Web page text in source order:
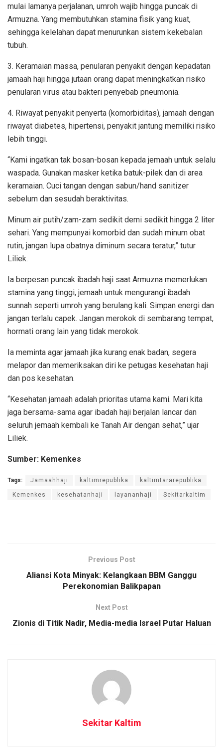
mulai lamanya perjalanan, umroh wajib hingga puncak di
Armuzna. Yang membutuhkan stamina fisik yang kuat,
sehingga kelelahan dapat menurunkan sistem kekebalan
tubuh.
3. Keramaian massa, penularan penyakit dengan kepadatan
jamaah haji hingga jutaan orang dapat meningkatkan risiko
penularan virus atau bakteri penyebab pneumonia.
4. Riwayat penyakit penyerta (komorbiditas), jamaah dengan
riwayat diabetes, hipertensi, penyakit jantung memiliki risiko
lebih tinggi.
“Kami ingatkan tak bosan-bosan kepada jemaah untuk selalu
waspada. Gunakan masker ketika batuk-pilek dan di area
keramaian. Cuci tangan dengan sabun/hand sanitizer
sebelum dan sesudah beraktivitas.
Minum air putih/zam-zam sedikit demi sedikit hingga 2 liter
sehari. Yang mempunyai komorbid dan sudah minum obat
rutin, jangan lupa obatnya diminum secara teratur,” tutur
Liliek.
Ia berpesan puncak ibadah haji saat Armuzna memerlukan
stamina yang tinggi, jemaah untuk mengurangi ibadah
sunnah seperti umroh yang berulang kali. Simpan energi dan
jangan terlalu capek. Jangan merokok di sembarang tempat,
hormati orang lain yang tidak merokok.
Ia meminta agar jamaah jika kurang enak badan, segera
melapor dan memeriksakan diri ke petugas kesehatan haji
dan pos kesehatan.
“Kesehatan jamaah adalah prioritas utama kami. Mari kita
jaga bersama-sama agar ibadah haji berjalan lancar dan
seluruh jemaah kembali ke Tanah Air dengan sehat,” ujar
Liliek.
Sumber: Kemenkes
Tags: Jamaahhaji kaltimrepublika kaltimtararepublika
Kemenkes kesehatanhaji layananhaji Sekitarkaltim
Previous Post
Aliansi Kota Minyak: Kelangkaan BBM Ganggu
Perekonomian Balikpapan
Next Post
Zionis di Titik Nadir, Media-media Israel Putar Haluan
Sekitar Kaltim